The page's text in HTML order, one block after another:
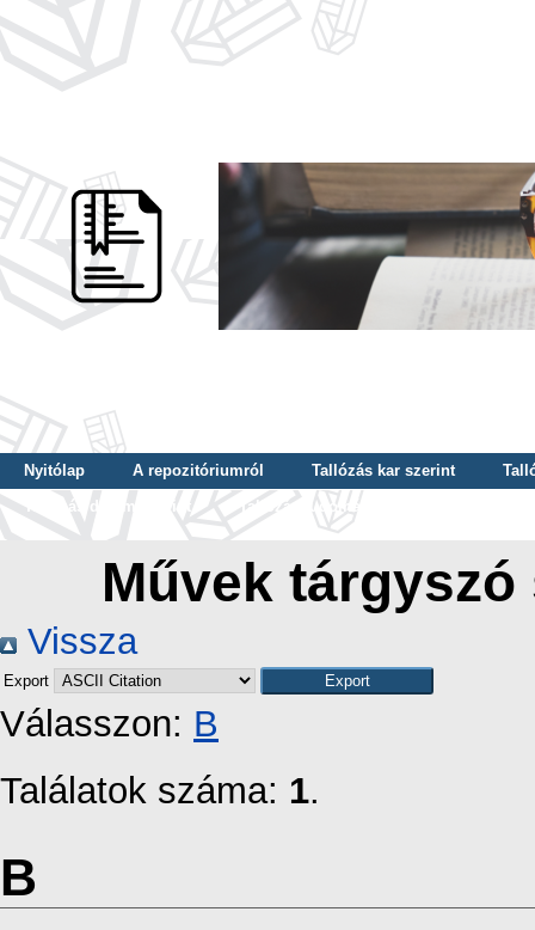
Nyitólap A repozitóriumról Tallózás kar szerint
Tallózás dátum szerint
Tallózás tudományterület szerint
Művek
Vissza
Export
Válasszon: B
Találatok száma: 1.
B